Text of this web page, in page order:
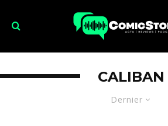
Dernier
CALIBAN